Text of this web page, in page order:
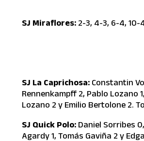
SJ Miraflores: 2-3, 4-3, 6-4, 10-
SJ La Caprichosa: Constantin
Rennenkampff 2, Pablo Lozano
Lozano 2 y Emilio Bertolone 2.
SJ Quick Polo: Daniel Sorribes
Agardy 1, Tomás Gaviña 2 y